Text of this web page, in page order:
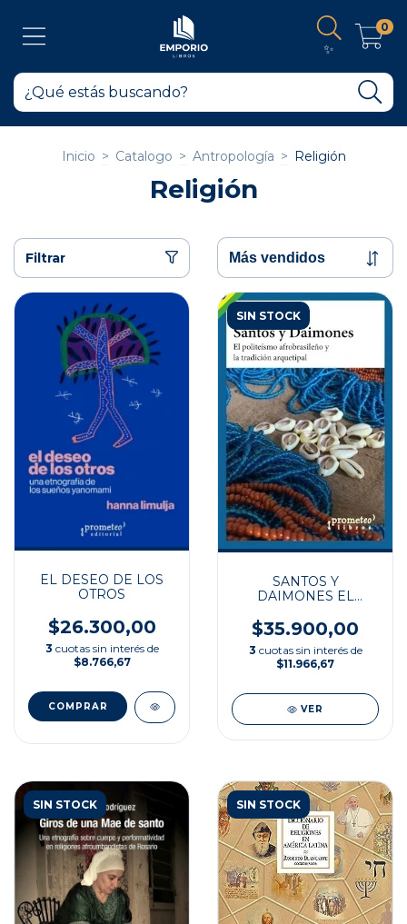
✨
0
Inicio > Catalogo > Antropología > Religión
Religión
Filtrar
EL DESEO DE LOS
OTROS
$26.300,00
3 cuotas sin interés de
$8.766,67
SIN STOCK
SANTOS Y
DAIMONES EL
AFROBRAS
$35.900,00
3 cuotas sin interés de
$11.966,67
VER
SIN STOCK SIN STOCK